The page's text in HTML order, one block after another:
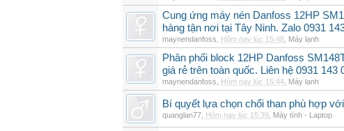
Cung ứng máy nén Danfoss 12HP
hàng tận nơi tại Tây Ninh. Zalo 0931
maynendanfoss Hôm nay lúc 15:48 Máy lạnh
Phân phối block 12HP Danfoss
giá rẻ trên toàn quốc. Liên hệ 0931 143
maynendanfoss Hôm nay lúc 15:44 Máy lạnh
Bí quyết lựa chọn chổi than phù hợp
quanglan77 Hôm nay lúc 15:39 Máy tính - Laptop